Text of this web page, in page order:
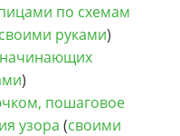
по схемам
своими руками)
)
пошаговое
узора (своими